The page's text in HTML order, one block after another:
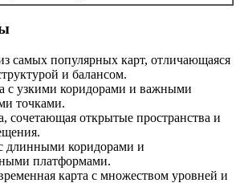
самых популярных карт, отличающаяся
и балансом.
с узкими коридорами и важными
точками.
сочетающая открытые пространства и
длинными коридорами и
платформами.
карта с множеством уровней и